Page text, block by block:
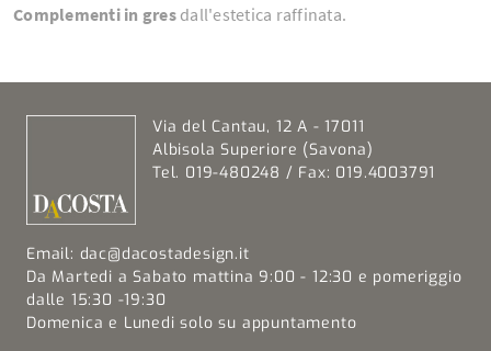
Complementi in gresdall'estetica raffinata.
Via del Cantau, 12 A - 17011
Albisola Superiore (Savona)
Tel. 019-480248 / Fax: 019.4003791
Email: dac@dacostadesign.it
Da Martedi a Sabato mattina 9:00 - 12:30 e pomeriggio
dalle 15:30 -19:30
Domenica e Lunedi solo su appuntamento